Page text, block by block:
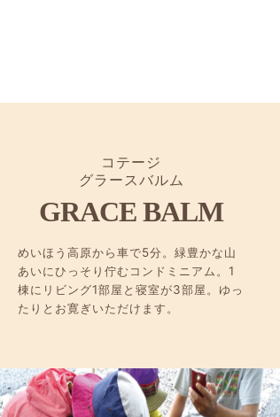
コテージ
グラースバルム
GRACE BALM
めいほう高原から車で5分。緑豊かな山
あいにひっそり佇むコンドミニアム。1
棟にリビング1部屋と寝室が3部屋。ゆっ
たりとお寛ぎいただけます。